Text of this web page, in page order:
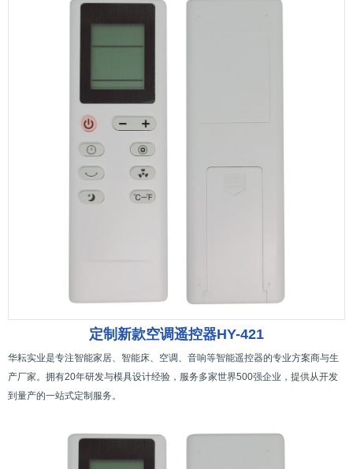
定制新款空调遥控器HY-421
华耘实业是专注智能家居、智能床、空调、音响等智能遥控器的专业方案商与生
产厂家。拥有20年研发与模具设计经验，服务多家世界500强企业，提供从开发
到量产的一站式定制服务。